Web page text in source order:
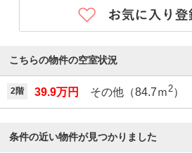
こちらの物件の空室状況
2階 39.9万円 その他（84.7ｍ2）
条件の近い物件が見つかりました